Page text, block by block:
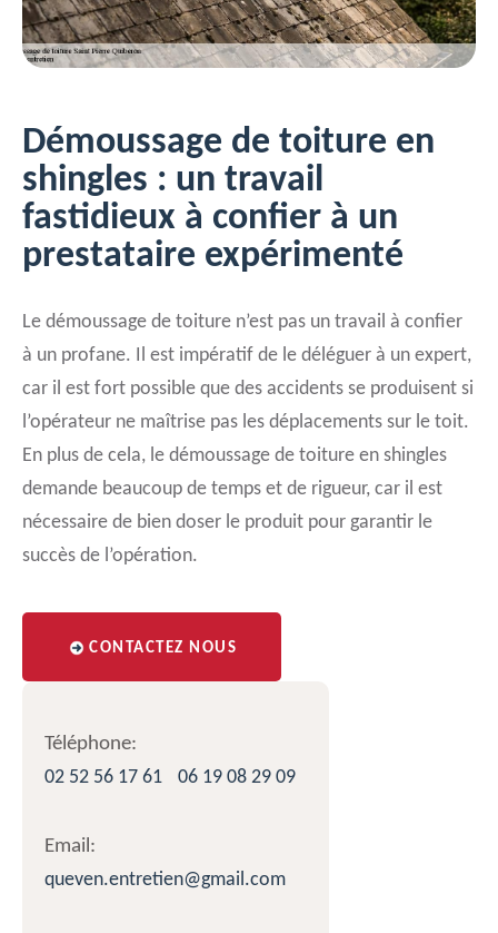
Démoussage de toiture en
shingles : un travail
fastidieux à confier à un
prestataire expérimenté
Le démoussage de toiture n’est pas un travail à confier
à un profane. Il est impératif de le déléguer à un expert,
car il est fort possible que des accidents se produisent si
l’opérateur ne maîtrise pas les déplacements sur le toit.
En plus de cela, le démoussage de toiture en shingles
demande beaucoup de temps et de rigueur, car il est
nécessaire de bien doser le produit pour garantir le
succès de l’opération.
CONTACTEZ NOUS
Téléphone:
02 52 56 17 61
06 19 08 29 09
Email:
queven.entretien@gmail.com